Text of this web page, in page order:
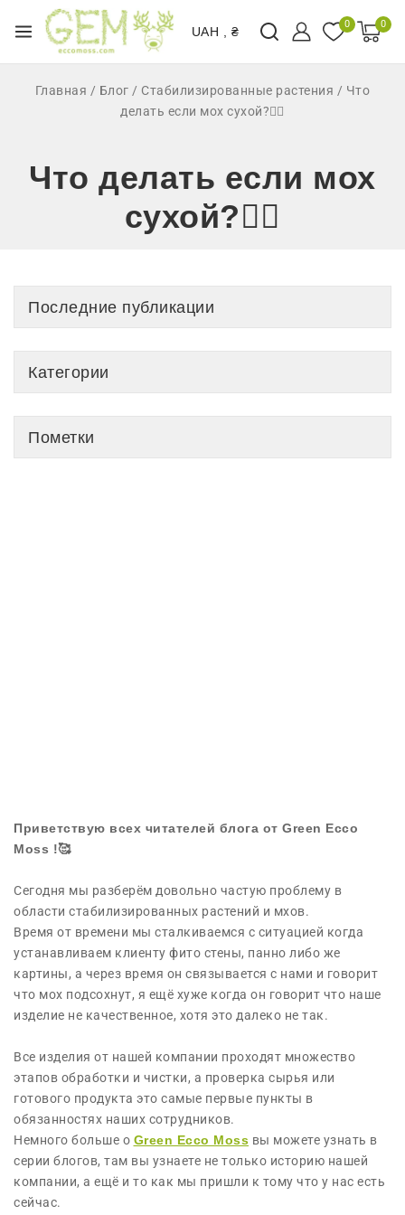
UAH , ₴
0 0
Главная / Блог / Стабилизированные растения / Что
делать если мох сухой?🤷‍♂️
Что делать если мох
сухой?🤷‍♂️
Приветствую всех читателей блога от Green Ecco
Moss !🥰
Сегодня мы разберём довольно частую проблему в
области стабилизированных растений и мхов.
Время от времени мы сталкиваемся с ситуацией когда
устанавливаем клиенту фито стены, панно либо же
картины, а через время он связывается с нами и говорит
что мох подсохнут, я ещё хуже когда он говорит что наше
изделие не качественное, хотя это далеко не так.
Все изделия от нашей компании проходят множество
этапов обработки и чистки, а проверка сырья или
готового продукта это самые первые пункты в
обязанностях наших сотрудников.
Немного больше о Green Ecco Moss вы можете узнать в
серии блогов, там вы узнаете не только историю нашей
компании, а ещё и то как мы пришли к тому что у нас есть
сейчас.
Последние публикации
Категории
Пометки